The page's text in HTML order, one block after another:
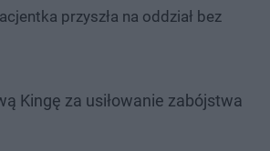
przyszła na oddział bez
Kingę za usiłowanie zabójstwa